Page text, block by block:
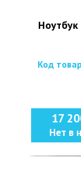
Код
17
Нет в